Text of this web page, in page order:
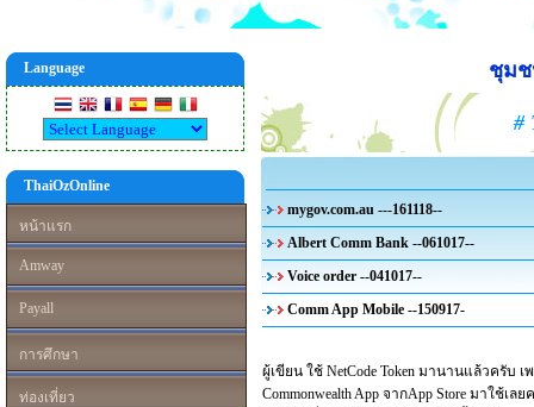
Language
ThaiOzOnline
หน้าแรก
Amway
Payall
การศึกษา
ท่องเที่ยว
ชุมช
#
mygov.com.au ---161118--
Albert Comm Bank --061017--
Voice order --041017--
Comm App Mobile --150917-
ผู้เขียน ใช้ NetCode Token มานานแล้วครับ
Commonwealth App จากApp Store มาใช้เ